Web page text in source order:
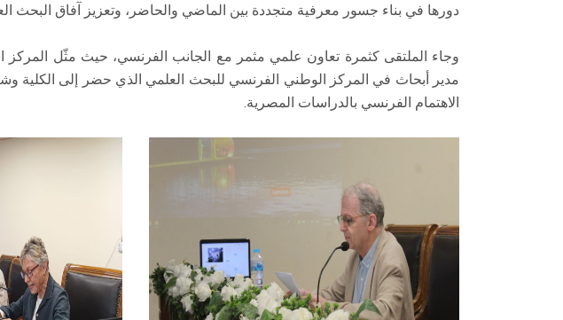
دورها في بناء جسور معرفية متجددة بين الماضي والحاضر، وتعزيز آفاق البحث
​وجاء الملتقى كثمرة تعاون علمي مثمر مع الجانب الفرنسي، حيث مثّل
مدير أبحاث في المركز الوطني الفرنسي للبحث العلمي الذي حضر إلى
الاهتمام الفرنسي بالدراسات المصرية.